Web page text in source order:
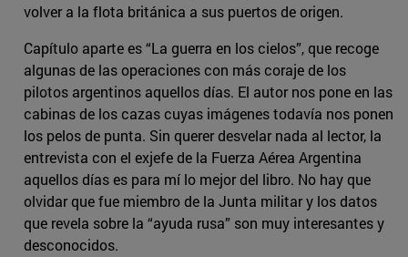
volver a la flota británica a sus puertos de origen.
Capítulo aparte es “La guerra en los cielos”, que recoge
algunas de las operaciones con más coraje de los
pilotos argentinos aquellos días. El autor nos pone en las
cabinas de los cazas cuyas imágenes todavía nos ponen
los pelos de punta. Sin querer desvelar nada al lector, la
entrevista con el exjefe de la Fuerza Aérea Argentina
aquellos días es para mí lo mejor del libro. No hay que
olvidar que fue miembro de la Junta militar y los datos
que revela sobre la “ayuda rusa” son muy interesantes y
desconocidos.